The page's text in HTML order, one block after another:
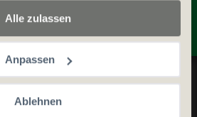
Alle zulassen
Anpassen
Ablehnen
Richtlinien